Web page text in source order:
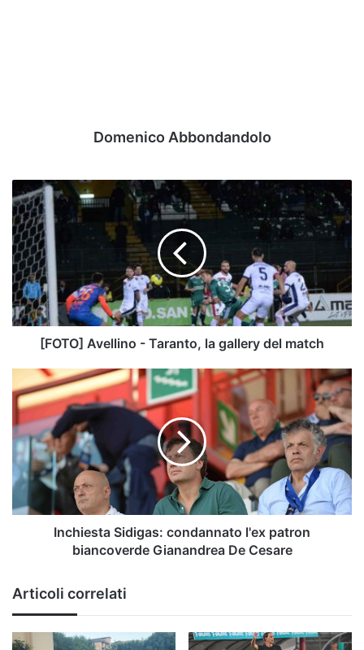
Domenico Abbondandolo
[FOTO]
Avellino
-
Taranto,
la
gallery
del
match
[FOTO] Avellino - Taranto, la gallery del match
Inchiesta
Sidigas:
condannato
l'ex
patron
biancoverde
Gianandrea
De
Cesare
Inchiesta Sidigas: condannato l'ex patron
biancoverde Gianandrea De Cesare
Articoli correlati